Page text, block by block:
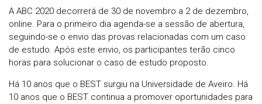
A ABC 2020 decorrerá de 30 de novembro a 2 de dezembro,
online. Para o primeiro dia agenda-se a sessão de abertura,
seguindo-se o envio das provas relacionadas com um caso
de estudo. Após este envio, os participantes terão cinco
horas para solucionar o caso de estudo proposto.
Há 10 anos que o BEST surgiu na Universidade de Aveiro. Há
10 anos que o BEST continua a promover oportunidades para